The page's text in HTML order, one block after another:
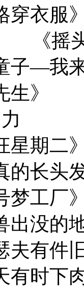
格穿衣
摇头
子—我
生》
狂星期
真的长
号梦工
兽出没
夫有件
天有时